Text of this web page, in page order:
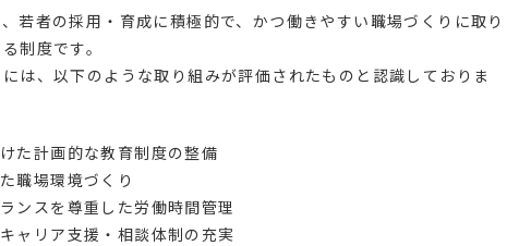
若者の採用・育成に積極的で、かつ働きやすい職場づくりに取り
制度です。
は、以下のような取り組みが評価されたものと認識しておりま
た計画的な教育制度の整備
職場環境づくり
ンスを尊重した労働時間管理
ャリア支援・相談体制の充実